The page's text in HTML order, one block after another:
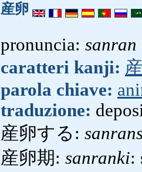
産卵
pronuncia: sanran
caratteri kanji:
parola chiave:
traduzione:
産卵する:
産卵期: sanranki: